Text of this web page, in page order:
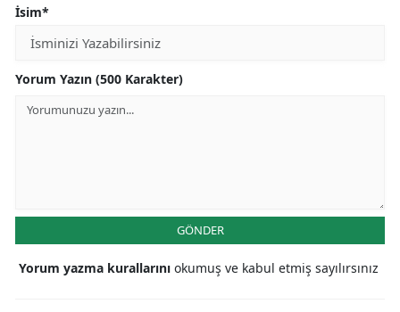
Kırklareli
Kırşehir
İsim*
Yorum Yazın (500 Karakter)
GÖNDER
Yorum yazma kurallarını okumuş ve kabul etmiş sayılırsınız